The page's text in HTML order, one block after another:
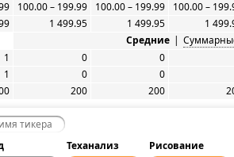
100.00 – 199.99 100.00 – 199.99
100.00 –
1 499.95 1 499.95
1
Средние |
1 0 0
1 0 0
200 200
Теханализ Рисование